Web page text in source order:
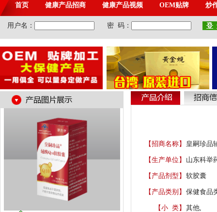
【招商名称】 皇嗣珍品
【生产单位】 山东科举
【产品剂型】 软胶囊
【产品类别】 保健食品
【小 类】 其他,